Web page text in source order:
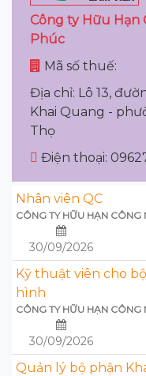
Công ty Hữu Hạn
Phúc
Mã số thuế:
Địa chỉ: Lô 13,
Khai Quang -
Thọ
Điện thoại:
Nhân viên QC
CÔNG TY HỮU HẠN CÔNG
30/09/2026
Kỹ thuật viên cho
hình
CÔNG TY HỮU HẠN CÔNG
30/09/2026
Quản lý bộ phận